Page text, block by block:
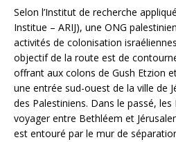
Selon l’Institut de recherche
Institue – ARIJ), une ONG
activités de colonisation
objectif de la route est de
offrant aux colons de Gush Etzion
une entrée sud-ouest de la ville de
des Palestiniens. Dans le passé,
voyager entre Bethléem et
est entouré par le mur de